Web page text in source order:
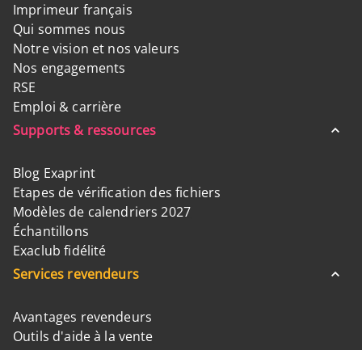
Imprimeur français
Qui sommes nous
Notre vision et nos valeurs
Nos engagements
RSE
Emploi & carrière
Supports & ressources
Blog Exaprint
Etapes de vérification des fichiers
Modèles de calendriers 2027
Échantillons
Exaclub fidélité
Services revendeurs
Avantages revendeurs
Outils d'aide à la vente